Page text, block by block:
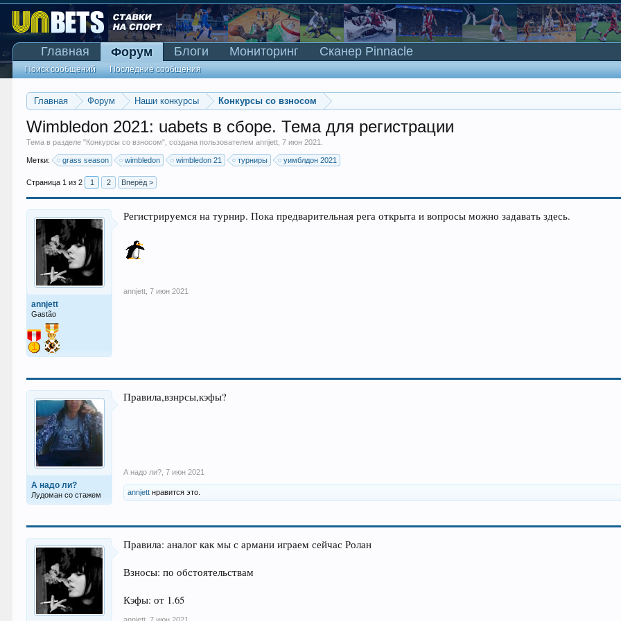
Главная Форум Наши конкурсы Конкурсы со взносом
Wimbledon 2021: uabets в сборе. Тема для регистрации
Тема в разделе "Конкурсы со взносом", создана пользователемannjett ,7 июн 2021
Метки: grass season wimbledon wimbledon 21 турниры уимблдон 2021
Страница 1 из 2 1 2 Вперёд >
annjett
Gastão
Регистрируемся на турнир. Пока предварительная рега открыта и вопросы можно задавать здесь.
annjett 7 июн 2021
А надо ли?
Лудоман со стажем
Правила,взнрсы,кэфы?
А надо ли? 7 июн 2021
annjett нравится это.
Правила: аналог как мы с армани играем сейчас Ролан
Взносы: по обстоятельствам
Кэфы: от 1.65
Главная Форум
Поиск сообщений Последние сообщения
Блоги Мониторинг Сканер Pinnacle